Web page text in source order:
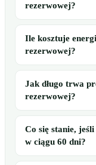
rezerwowej?
Ile kosztuje
rezerwowej?
Jak długo trwa
rezerwowej?
Co się stanie,
w ciągu 60 dni?